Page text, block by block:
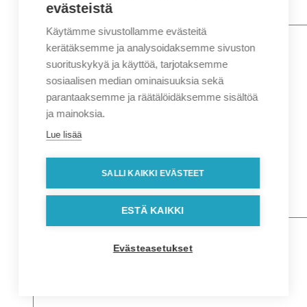
Nimi*
Etunimi
Sukunimi
Sähköposti*
Puhelin*
Osoitetiedot
Lähiosoite
Postinumero
evästeistä
Käytämme sivustollamme evästeitä
kerätäksemme ja analysoidaksemme sivuston
suorituskykyä ja käyttöä, tarjotaksemme
sosiaalisen median ominaisuuksia sekä
parantaaksemme ja räätälöidäksemme sisältöä
ja mainoksia.
Lue lisää
SALLI KAIKKI EVÄSTEET
ESTÄ KAIKKI
Evästeasetukset